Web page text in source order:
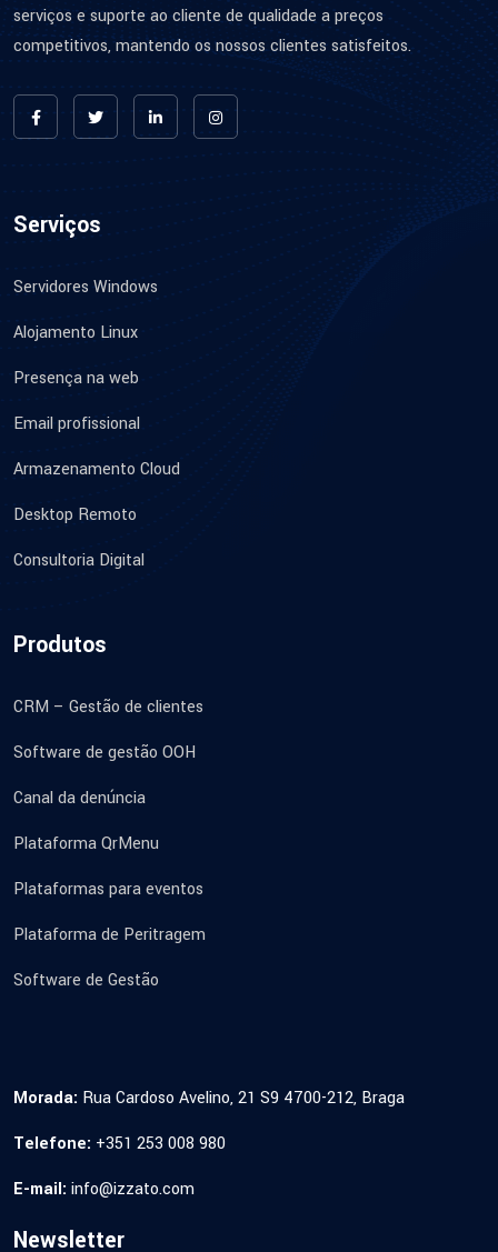
serviços e suporte ao cliente de qualidade a preços
competitivos, mantendo os nossos clientes satisfeitos.
Serviços
Servidores Windows
Alojamento Linux
Presença na web
Email profissional
Armazenamento Cloud
Desktop Remoto
Consultoria Digital
Produtos
CRM – Gestão de clientes
Software de gestão OOH
Canal da denúncia
Plataforma QrMenu
Plataformas para eventos
Plataforma de Peritragem
Software de Gestão
Morada: Rua Cardoso Avelino, 21 S9 4700-212, Braga
Telefone: +351 253 008 980
E-mail: info@izzato.com
Newsletter